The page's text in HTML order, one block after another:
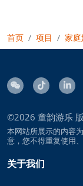
首页 项目 家
©2026 童韵游乐
本网站所展示的内容
意，您不得重复使用
关于我们